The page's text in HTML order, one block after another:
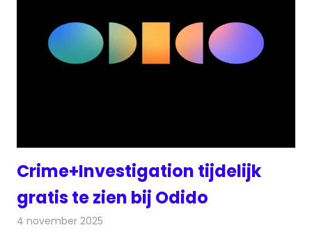
Crime+Investigation tijdelijk
gratis te zien bij Odido
4 november 2025